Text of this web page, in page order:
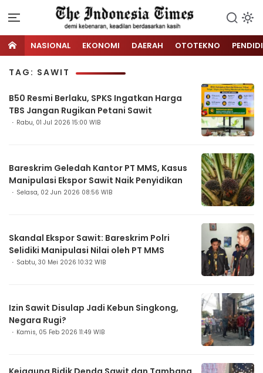
NASIONAL EKONOMI DAERAH OTOTEKNO
TAG: SAWIT
B50 Resmi Berlaku, SPKS Ingatkan Harga
TBS Jangan Rugikan Petani Sawit
Rabu, 01 Jul 2026 15:00 WIB
Bareskrim Geledah Kantor PT MMS, Kasus
Manipulasi Ekspor Sawit Naik Penyidikan
Selasa, 02 Jun 2026 08:56 WIB
Skandal Ekspor Sawit: Bareskrim Polri
Selidiki Manipulasi Nilai oleh PT MMS
Sabtu, 30 Mei 2026 10:32 WIB
Izin Sawit Disulap Jadi Kebun Singkong,
Negara Rugi?
Kamis, 05 Feb 2026 11:49 WIB